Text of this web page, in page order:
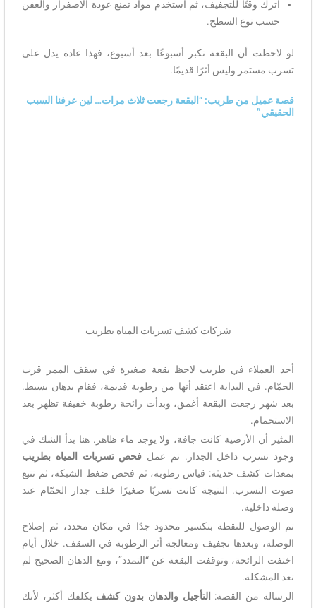
اترك وقتًا للتجفيف، ثم استخدم مواد تمنع عودة الاصفرار والعفن
حسب نوع السطح.
لو لاحظت أن البقعة تكبر أسبوعًا بعد أسبوع، فهذا عادة يدل على
تسرب مستمر وليس أثرًا قديمًا.
قصة عميل من طريب: “البقعة رجعت ثلاث مرات… لين عرفنا السبب
الحقيقي”
شركات كشف تسربات المياه بطريب
أحد العملاء في طريب لاحظ بقعة صغيرة في سقف الممر قرب
الحمّام. في البداية اعتقد أنها من رطوبة قديمة، فقام بدهان بسيط.
بعد شهر رجعت البقعة أغمق، وبدأت رائحة رطوبة خفيفة تظهر بعد
الاستحمام.
المثير أن الأرضية كانت جافة، ولا يوجد ماء ظاهر. هنا بدأ الشك في
وجود تسرب داخل الجدار. تم عمل فحص تسربات المياه بطريب
بمعدات كشف حديثة: قياس رطوبة، ثم فحص ضغط الشبكة، ثم تتبع
صوت التسرب. النتيجة كانت تسربًا صغيرًا خلف جدار الحمّام عند
وصلة داخلية.
تم الوصول للنقطة بتكسير محدود جدًا في مكان محدد، ثم إصلاح
الوصلة، وبعدها تجفيف ومعالجة أثر الرطوبة في السقف. خلال أيام
اختفت الرائحة، وتوقفت البقعة عن “التمدد”، ومع الدهان الصحيح لم
تعد المشكلة.
الرسالة من القصة:
التأجيل والدهان بدون كشف يكلفك أكثر، لأنك